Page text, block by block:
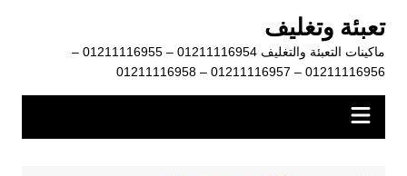
المحتوى
تعبئة وتغليف
ماكينات التعبئة والتغليف 01211116954 – 01211116955 –
01211116956 – 01211116957 – 01211116958